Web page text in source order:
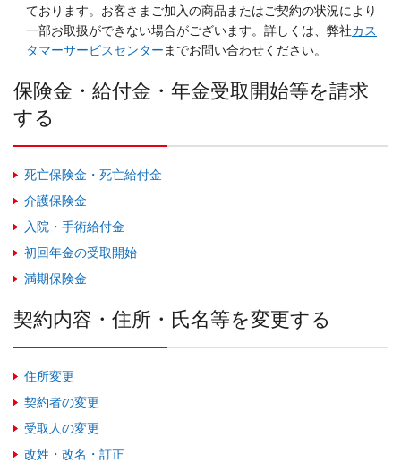
ております。お客さまご加入の商品またはご契約の状況により
一部お取扱ができない場合がございます。詳しくは、弊社カス
タマーサービスセンター までお問い合わせください。
保険金・給付金・年金受取開始等を請求
する
死亡保険金・死亡給付金
介護保険金
入院・手術給付金
初回年金の受取開始
満期保険金
契約内容・住所・氏名等を変更する
住所変更
契約者の変更
受取人の変更
改姓・改名・訂正